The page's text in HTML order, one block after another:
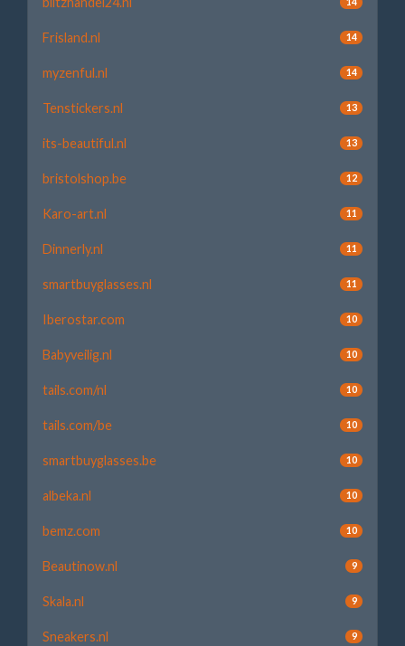
Frisland.nl 14
myzenful.nl 14
Tenstickers.nl 13
its-beautiful.nl 13
bristolshop.be 12
Karo-art.nl 11
Dinnerly.nl 11
smartbuyglasses.nl 11
Iberostar.com 10
Babyveilig.nl 10
tails.com/nl 10
tails.com/be 10
smartbuyglasses.be 10
albeka.nl 10
bemz.com 10
Beautinow.nl 9
Skala.nl 9
Sneakers.nl 9